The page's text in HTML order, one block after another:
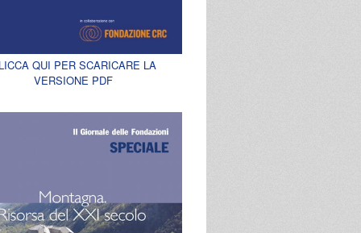
QUI PER SCARICARE LA
VERSIONE PDF